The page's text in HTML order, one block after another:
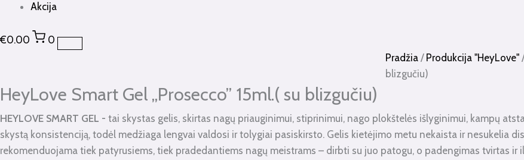
Akcija
€0.00 0
Pradžia / Produkcija "HeyLove"
blizgučiu)
HeyLove Smart Gel „Prosecco” 15ml.( su blizgučiu)
HEYLOVE SMART GEL - tai skystas gelis, skirtas nagų priauginimui, stiprinimui, nago plokštelės išlyginimui, kampų
skystą konsistenciją, todėl medžiaga lengvai valdosi ir tolygiai pasiskirsto. Gelis kietėjimo metu nekaista ir nesukelia
rekomenduojama tiek patyrusiems, tiek pradedantiems nagų meistrams – dirbti su juo patogu, o padengimas tvirtas ir
HeyLove
Smart
Gel
"Prosecco"
15ml.